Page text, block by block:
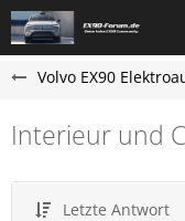
Interieur und
Letzte Antwort